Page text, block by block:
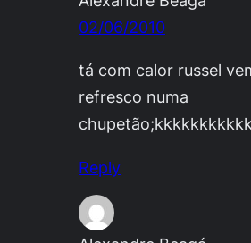
02/06/2010
tá com calor russel
refresco numa
Reply